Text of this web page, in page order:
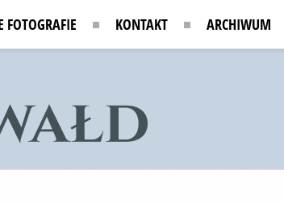
FOTOGRAFIE KONTAKT ARCHIWUM